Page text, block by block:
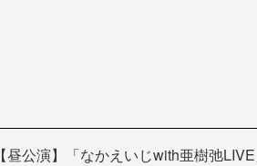
【昼公演】「なかえいじwith亜樹弛LIVE